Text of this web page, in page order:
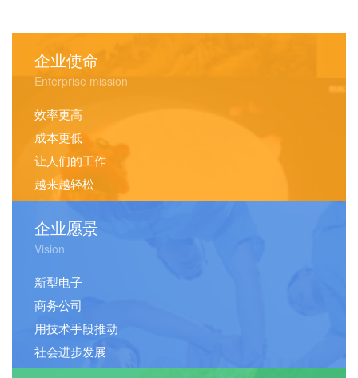
企业使命
Enterprise mission
效率更高
成本更低
让人们的工作
越来越轻松
企业愿景
Vision
新型电子
商务公司
用技术手段推动
社会进步发展